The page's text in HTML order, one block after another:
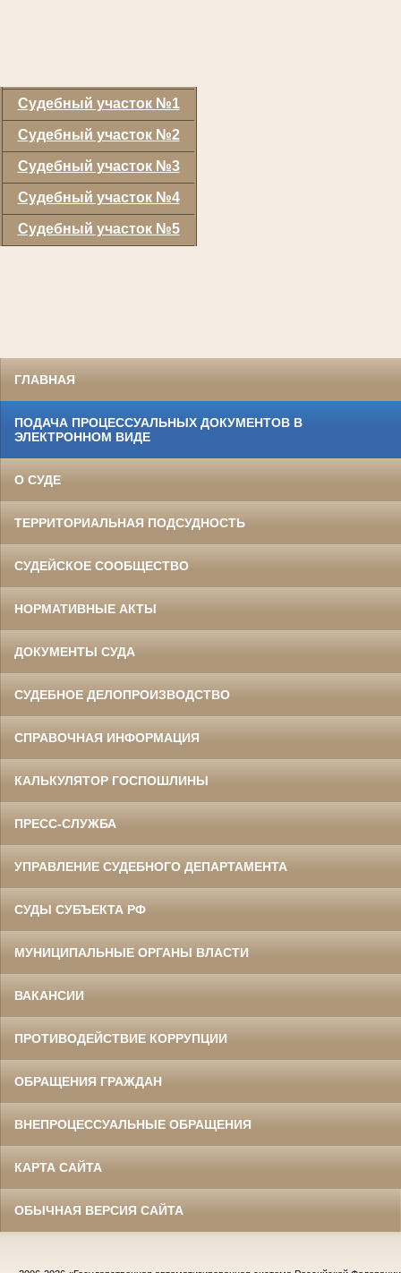
Судебный участок №1
Судебный участок №2
Судебный участок №3
Судебный участок №4
Судебный участок №5
ГЛАВНАЯ
ПОДАЧА ПРОЦЕССУАЛЬНЫХ ДОКУМЕНТОВ В
ЭЛЕКТРОННОМ ВИДЕ
О СУДЕ
ТЕРРИТОРИАЛЬНАЯ ПОДСУДНОСТЬ
СУДЕЙСКОЕ СООБЩЕСТВО
НОРМАТИВНЫЕ АКТЫ
ДОКУМЕНТЫ СУДА
СУДЕБНОЕ ДЕЛОПРОИЗВОДСТВО
СПРАВОЧНАЯ ИНФОРМАЦИЯ
КАЛЬКУЛЯТОР ГОСПОШЛИНЫ
ПРЕСС-СЛУЖБА
УПРАВЛЕНИЕ СУДЕБНОГО ДЕПАРТАМЕНТА
СУДЫ СУБЪЕКТА РФ
МУНИЦИПАЛЬНЫЕ ОРГАНЫ ВЛАСТИ
ВАКАНСИИ
ПРОТИВОДЕЙСТВИЕ КОРРУПЦИИ
ОБРАЩЕНИЯ ГРАЖДАН
ВНЕПРОЦЕССУАЛЬНЫЕ ОБРАЩЕНИЯ
КАРТА САЙТА
ОБЫЧНАЯ ВЕРСИЯ САЙТА